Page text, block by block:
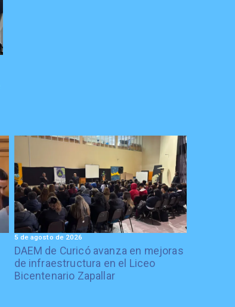
DAEM de Curicó avanza en mejoras
de infraestructura en el Liceo
Bicentenario Zapallar
5 de agosto de 2026